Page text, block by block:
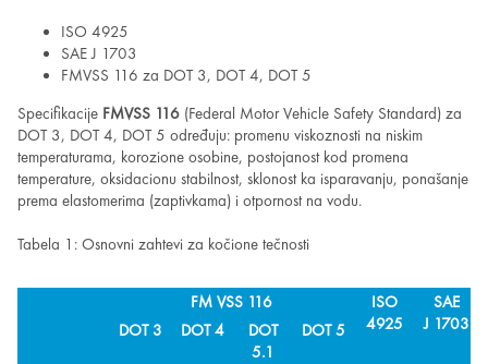
ISO 4925
SAE J 1703
FMVSS 116 za DOT 3, DOT 4, DOT 5
Specifikacije FMVSS 116 (Federal Motor Vehicle Safety Standard) za
DOT 3, DOT 4, DOT 5 određuju: promenu viskoznosti na niskim
temperaturama, korozione osobine, postojanost kod promena
temperature, oksidacionu stabilnost, sklonost ka isparavanju, ponašanje
prema elastomerima (zaptivkama) i otpornost na vodu.
Tabela 1: Osnovni zahtevi za kočione tečnosti
FM VSS 116
ISO
4925
SAE
J 1703
DOT 3 DOT 4
DOT
5.1
DOT 5